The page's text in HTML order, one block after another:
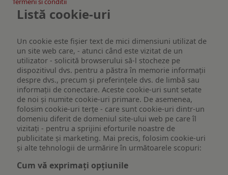
Listă cookie-uri
Un cookie este fişier text de mici dimensiuni utilizat de
un site web care, - atunci când este vizitat de un
utilizator - solicită browserului să-l stocheze pe
dispozitivul dvs. pentru a păstra în memorie informații
despre dvs., precum și preferințele dvs. de limbă sau
informații de conectare. Aceste cookie-uri sunt setate
de noi și numite cookie-uri primare. De asemenea,
folosim cookie-uri terțe - care sunt cookie-uri dintr-un
domeniu diferit de domeniul site-ului web pe care îl
vizitați - pentru a sprijini eforturile noastre de
publicitate și marketing. Mai precis, folosim cookie-uri
și alte tehnologii de urmărire în următoarele scopuri:
Cum vă exprimați opțiunile